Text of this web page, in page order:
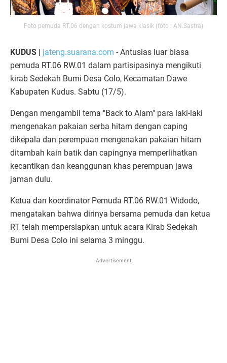
Foto pemuda RT.06 dengan kostum jawa klasik (foto : AN.Sastra)
KUDUS | jateng.suarana.com - Antusias luar biasa
pemuda RT.06 RW.01 dalam partisipasinya mengikuti
kirab Sedekah Bumi Desa Colo, Kecamatan Dawe
Kabupaten Kudus. Sabtu (17/5).
Dengan mengambil tema "Back to Alam" para laki-laki
mengenakan pakaian serba hitam dengan caping
dikepala dan perempuan mengenakan pakaian hitam
ditambah kain batik dan capingnya memperlihatkan
kecantikan dan keanggunan khas perempuan jawa
jaman dulu.
Ketua dan koordinator Pemuda RT.06 RW.01 Widodo,
mengatakan bahwa dirinya bersama pemuda dan ketua
RT telah mempersiapkan untuk acara Kirab Sedekah
Bumi Desa Colo ini selama 3 minggu.
Advertisement